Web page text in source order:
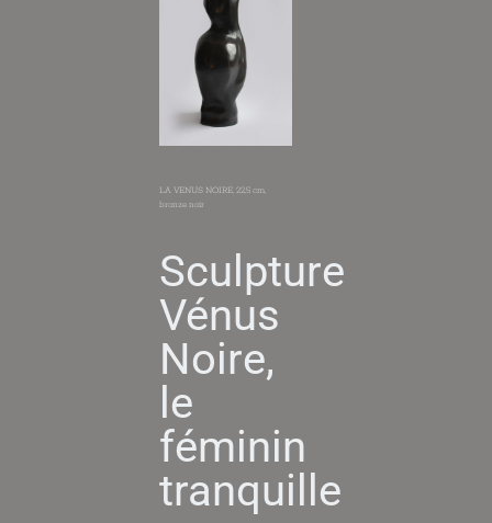
LA VENUS NOIRE, 22,5 cm,
bronze noir
Sculpture
Vénus
Noire,
le
féminin
tranquille